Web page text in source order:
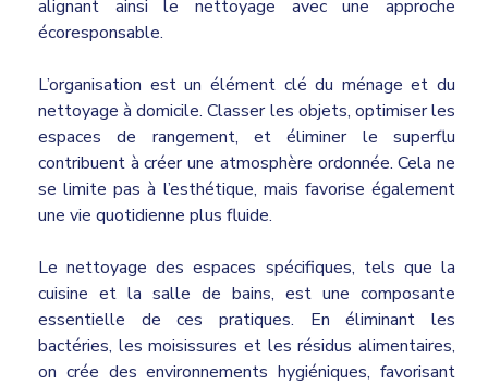
alignant ainsi le nettoyage avec une approche
écoresponsable.
L’organisation est un élément clé du ménage et du
nettoyage à domicile. Classer les objets, optimiser les
espaces de rangement, et éliminer le superflu
contribuent à créer une atmosphère ordonnée. Cela ne
se limite pas à l’esthétique, mais favorise également
une vie quotidienne plus fluide.
Le nettoyage des espaces spécifiques, tels que la
cuisine et la salle de bains, est une composante
essentielle de ces pratiques. En éliminant les
bactéries, les moisissures et les résidus alimentaires,
on crée des environnements hygiéniques, favorisant